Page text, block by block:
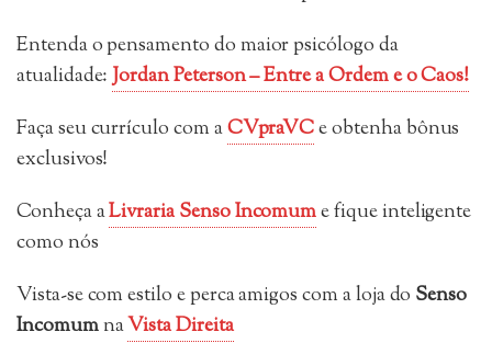
Entenda o pensamento do maior psicólogo da
atualidade:Jordan Peterson – Entre a Ordem e o Caos!
Faça seu currículo com aCVpraVCe obtenha bônus
exclusivos!
Conheça aLivraria Senso Incomume fique inteligente
como nós
Vista-se com estilo e perca amigos com a loja do Senso
IncomumnaVista Direita